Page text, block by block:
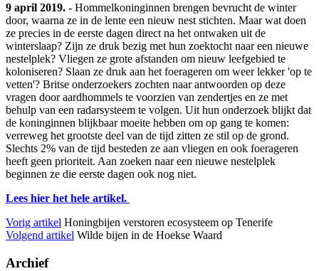
9 april 2019. - Hommelkoninginnen brengen bevrucht de winter
door, waarna ze in de lente een nieuw nest stichten. Maar wat doen
ze precies in de eerste dagen direct na het ontwaken uit de
winterslaap? Zijn ze druk bezig met hun zoektocht naar een nieuwe
nestelplek? Vliegen ze grote afstanden om nieuw leefgebied te
koloniseren? Slaan ze druk aan het foerageren om weer lekker 'op te
vetten'? Britse onderzoekers zochten naar antwoorden op deze
vragen door aardhommels te voorzien van zendertjes en ze met
behulp van een radarsysteem te volgen. Uit hun onderzoek blijkt dat
de koninginnen blijkbaar moeite hebben om op gang te komen:
verreweg het grootste deel van de tijd zitten ze stil op de grond.
Slechts 2% van de tijd besteden ze aan vliegen en ook foerageren
heeft geen prioriteit. Aan zoeken naar een nieuwe nestelplek
beginnen ze die eerste dagen ook nog niet.
Lees hier het hele artikel.
Vorig artikel Honingbijen verstoren ecosysteem op Tenerife
Volgend artikel Wilde bijen in de Hoekse Waard
Archief